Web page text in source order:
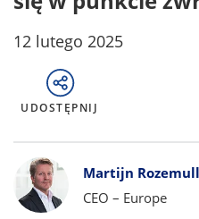
12 lutego 2025
UDOSTĘPNIJ
Bylines
Martijn
CEO – Europe